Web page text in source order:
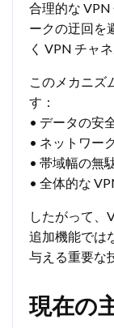
合理的な
ークの迂回を
く VPN チャ
このメカニズ
す：
• データの安
• ネットワー
• 帯域幅の無
• 全体的な
したがって、
追加機能では
与える重要な
現在の